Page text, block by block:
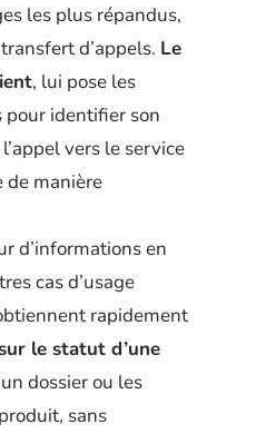
les plus répandus,
d’appels. Le
, lui pose les
pour identifier son
vers le service
de manière
d’informations en
cas d’usage
rapidement
le statut d’une
dossier ou les
sans